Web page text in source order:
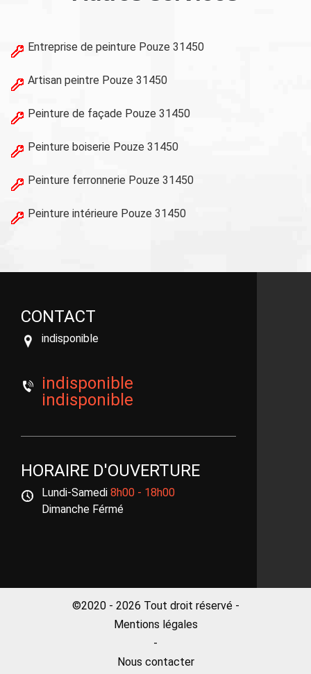
Entreprise de peinture Pouze 31450
Artisan peintre Pouze 31450
Peinture de façade Pouze 31450
Peinture boiserie Pouze 31450
Peinture ferronnerie Pouze 31450
Peinture intérieure Pouze 31450
CONTACT
indisponible
indisponible
indisponible
HORAIRE D'OUVERTURE
Lundi-Samedi 8h00 - 18h00
Dimanche Férmé
©2020 - 2026 Tout droit réservé -
Mentions légales
-
Nous contacter